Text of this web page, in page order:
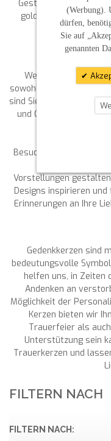
goldene Hochzeit
DIE
Wenn Sie auf der
sowohl qualitativ
sind Sie bei uns genau
und Gestaltung Ihrer
Besuchen Sie unseren
Vorstellungen
Designs inspirieren
Erinnerungen an Ihre
Gedenkkerzen sind
bedeutungsvolle
helfen uns, in Zeiten
Andenken an
Möglichkeit der
Kerzen bieten wir
Trauerfeier als
Unterstützung sein
Trauerkerzen und
FILTERN NACH
FILTERN NACH:
(Werbung).
dürfen,
Sie auf
genannten